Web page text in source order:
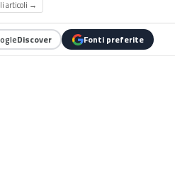
articoli →
Discover Fonti preferite